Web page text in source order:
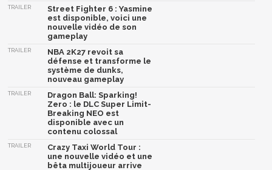
TRAILER
Street Fighter 6 : Yasmine
est disponible, voici une
nouvelle vidéo de son
gameplay
TRAILER
NBA 2K27 revoit sa
défense et transforme le
système de dunks,
nouveau gameplay
TRAILER
Dragon Ball: Sparking!
Zero : le DLC Super Limit-
Breaking NEO est
disponible avec un
contenu colossal
TRAILER
Crazy Taxi World Tour :
une nouvelle vidéo et une
bêta multijoueur arrive